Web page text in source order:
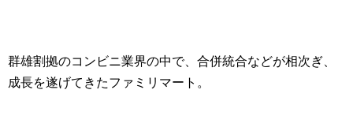
群雄割拠のコンビニ業界の中で、合併統合などが相次ぎ、
成長を遂げてきたファミリマート。